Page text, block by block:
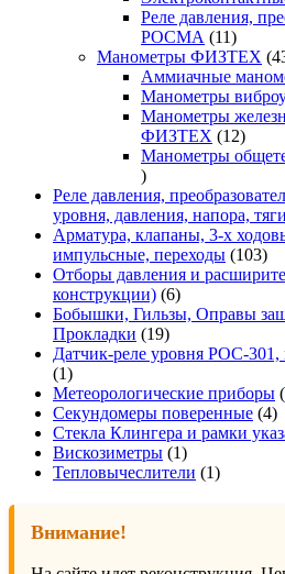
Реле давления,
РОСМА
1111
Манометры ФИЗТЕХ
Аммиачные
Манометры
Манометры
ФИЗТЕХ
1212
Манометры
337
товаров
Реле давления,
уровня, давления, напора, тяги
Арматура, клапаны, 3-х
импульсные, переходы 103103
Отборы давления и
конструкции) 66
товаров
Бобышки, Гильзы, Оправы
Прокладки
1919
товаров
Датчик-реле уровня РОС-301,
11
товар
Метеорологические приборы
Секундомеры поверенные 44
Стекла Клингера и рамки
Вискозиметры 11
товар
Тепловычеслители 11
Внимание!